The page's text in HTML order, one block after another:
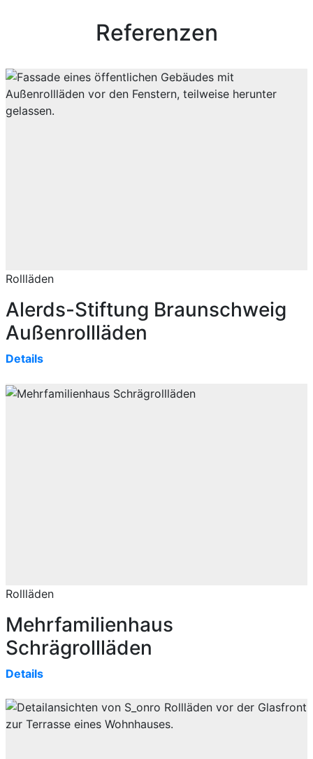
Referenzen
Rollläden
Alerds-Stiftung Braunschweig
Außenrollläden
Details
Rollläden
Mehrfamilienhaus
Schrägrollläden
Details